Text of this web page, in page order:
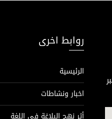
روابط اخرى
الرئيسية
اخبار ونشاطات
أثر نهج البلاغة في اللغة